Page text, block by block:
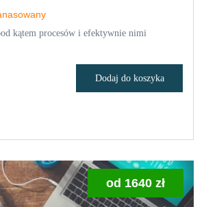
kątem procesów i efektywnie nimi
Dodaj do koszyka
od 1640 zł